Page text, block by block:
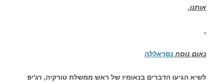
אותנו.
.
נאום נוסח נסראללה
לשיא הגיעו הדברים בנאומיו של ראש ממשלת טורקיה, רג'יפ